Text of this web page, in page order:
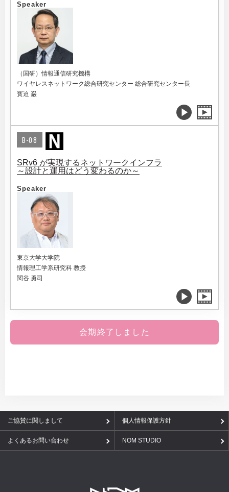
Speaker
（国研）情報通信研究機構
ワイヤレスネットワーク総合研究センター 総合研究センター長
寳迫 巌
B-08
SRv6 が実現するネットワークインフラ
～設計と運用はどう変わるのか～
Speaker
東京大学大学院
情報理工学系研究科 教授
関谷 勇司
会期終了しました
ご協賛に関しまして 個人情報保護方針
よくあるお問い合わせ NOM STUDIO